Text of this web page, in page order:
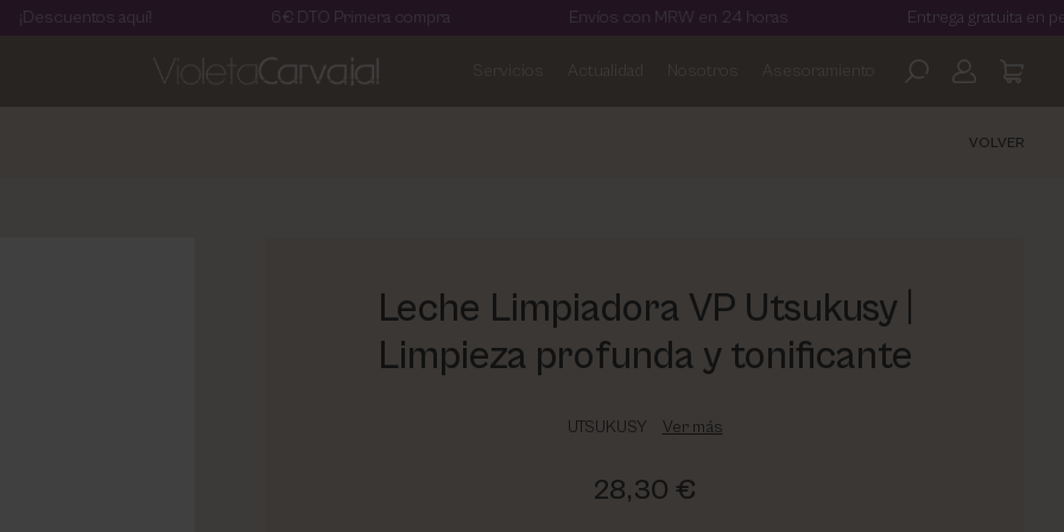
aquí! 6€ DTO Primera compra Envíos con MRW en 24 horas Entrega gratuita en pedidos
Servicios Actualidad Nosotros Asesoramiento
VOLVER
Leche Limpiadora VP Utsukusy |
Limpieza profunda y tonificante
UTSUKUSY Ver más
28,30 €